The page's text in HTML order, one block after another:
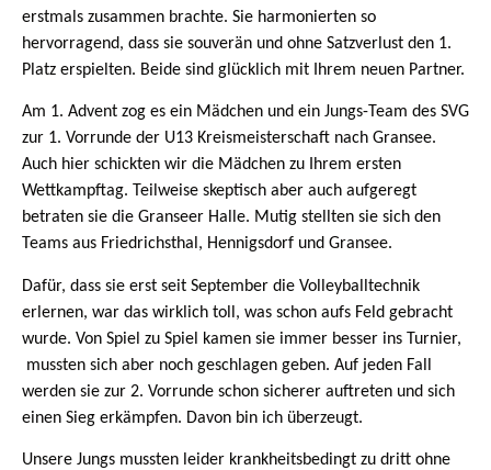
erstmals zusammen brachte. Sie harmonierten so
hervorragend, dass sie souverän und ohne Satzverlust den 1.
Platz erspielten. Beide sind glücklich mit Ihrem neuen Partner.
Am 1. Advent zog es ein Mädchen und ein Jungs-Team des SVG
zur 1. Vorrunde der U13 Kreismeisterschaft nach Gransee.
Auch hier schickten wir die Mädchen zu Ihrem ersten
Wettkampftag. Teilweise skeptisch aber auch aufgeregt
betraten sie die Granseer Halle. Mutig stellten sie sich den
Teams aus Friedrichsthal, Hennigsdorf und Gransee.
Dafür, dass sie erst seit September die Volleyballtechnik
erlernen, war das wirklich toll, was schon aufs Feld gebracht
wurde. Von Spiel zu Spiel kamen sie immer besser ins Turnier,
mussten sich aber noch geschlagen geben. Auf jeden Fall
werden sie zur 2. Vorrunde schon sicherer auftreten und sich
einen Sieg erkämpfen. Davon bin ich überzeugt.
Unsere Jungs mussten leider krankheitsbedingt zu dritt ohne